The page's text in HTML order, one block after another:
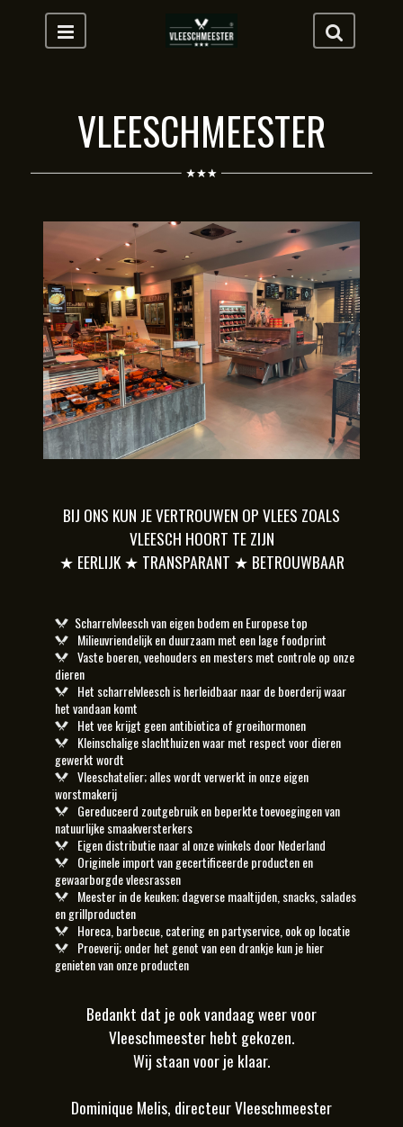
VLEESCHMEESTER
BIJ ONS KUN JE VERTROUWEN OP VLEES ZOALS
VLEESCH HOORT TE ZIJN
★ EERLIJK ★ TRANSPARANT ★ BETROUWBAAR
Scharrelvleesch van eigen bodem en Europese top
Milieuvriendelijk en duurzaam met een lage foodprint
Vaste boeren, veehouders en mesters met controle op onze
dieren
Het scharrelvleesch is herleidbaar naar de boerderij waar
het vandaan komt
Het vee krijgt geen antibiotica of groeihormonen
Kleinschalige slachthuizen waar met respect voor dieren
gewerkt wordt
Vleeschatelier; alles wordt verwerkt in onze eigen
worstmakerij
Gereduceerd zoutgebruik en beperkte toevoegingen van
natuurlijke smaakversterkers
Eigen distributie naar al onze winkels door Nederland
Originele import van gecertificeerde producten en
gewaarborgde vleesrassen
Meester in de keuken; dagverse maaltijden, snacks, salades
en grillproducten
Horeca, barbecue, catering en partyservice, ook op locatie
Proeverij; onder het genot van een drankje kun je hier
genieten van onze producten
Bedankt dat je ook vandaag weer voor
Vleeschmeester hebt gekozen.
Wij staan voor je klaar.
Dominique Melis, directeur Vleeschmeester